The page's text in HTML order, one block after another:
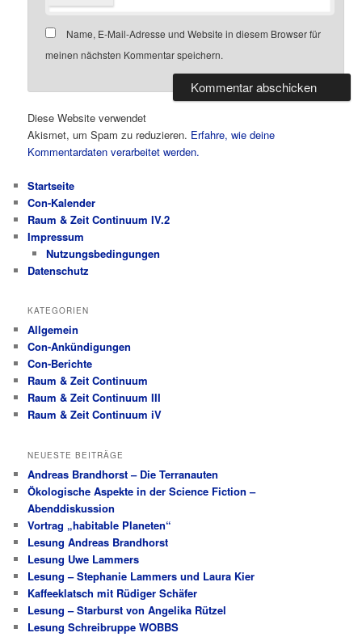
Name, E-Mail-Adresse und Website in diesem Browser für
meinen nächsten Kommentar speichern.
Diese Website verwendet
Akismet, um Spam zu reduzieren. Erfahre, wie deine
Kommentardaten verarbeitet werden.
Startseite
Con-Kalender
Raum & Zeit Continuum IV.2
Impressum
Nutzungsbedingungen
Datenschutz
KATEGORIEN
Allgemein
Con-Ankündigungen
Con-Berichte
Raum & Zeit Continuum
Raum & Zeit Continuum III
Raum & Zeit Continuum iV
NEUESTE BEITRÄGE
Andreas Brandhorst – Die Terranauten
Ökologische Aspekte in der Science Fiction –
Abenddiskussion
Vortrag „habitable Planeten“
Lesung Andreas Brandhorst
Lesung Uwe Lammers
Lesung – Stephanie Lammers und Laura Kier
Kaffeeklatsch mit Rüdiger Schäfer
Lesung – Starburst von Angelika Rützel
Lesung Schreibruppe WOBBS